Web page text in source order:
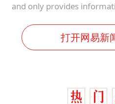
and only provides
打开网易新